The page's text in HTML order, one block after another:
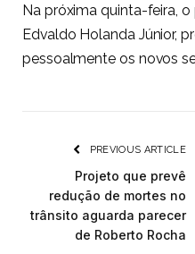
Na próxima quinta-feira,
Edvaldo Holanda Júnior,
pessoalmente os novos
PREVIOUS ARTICLE
Projeto que prevê
redução de mortes no
trânsito aguarda parecer
de Roberto Rocha